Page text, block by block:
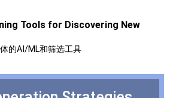
Tools for Discovering New
的AI/ML和筛选工具